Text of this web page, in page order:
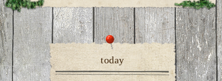
today